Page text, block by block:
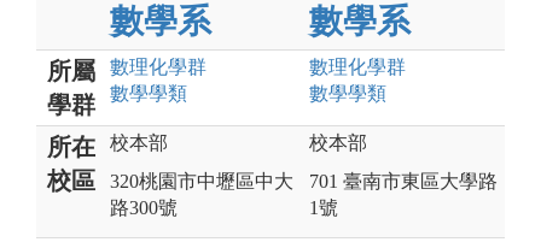
數學系
數學系
所屬
學群
數理化學群
數學學類
數理化學群
數學學類
所在
校區
校本部
320桃園市中壢區中大
路300號
校本部
701 臺南市東區大學路
1號